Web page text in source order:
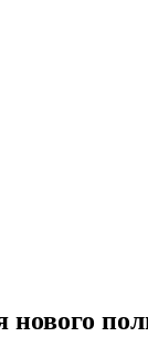
нового